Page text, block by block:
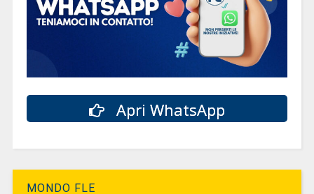
Apri WhatsApp
MONDO FLE